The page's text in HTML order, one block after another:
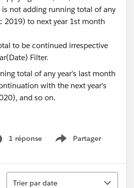
not adding running total of any
2019) to next year 1st month
to be continued irrespective
Filter.
1 réponse Partager
Show menu
Tri
Trier par date